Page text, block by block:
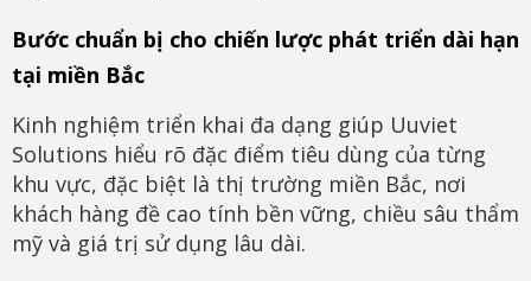
Bước chuẩn bị cho chiến lược phát triển dài hạn
tại miền Bắc
Kinh nghiệm triển khai đa dạng giúp Uuviet
Solutions hiểu rõ đặc điểm tiêu dùng của từng
khu vực, đặc biệt là thị trường miền Bắc, nơi
khách hàng đề cao tính bền vững, chiều sâu thẩm
mỹ và giá trị sử dụng lâu dài.